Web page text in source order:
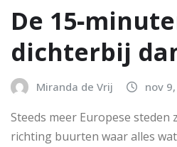
De
dichterbij
Miranda de Vrij nov
Steeds meer Europese
richting buurten waar alles